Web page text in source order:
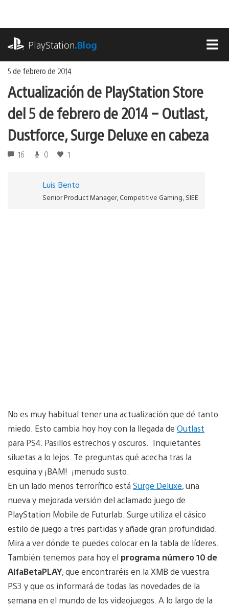
contenido
PlayStation.Blog
5 de febrero de 2014
Actualización de PlayStation Store
del 5 de febrero de 2014 – Outlast,
Dustforce, Surge Deluxe en cabeza
16 0 1
Luis Bento
Senior Product Manager, Competitive Gaming, SIEE
No es muy habitual tener una actualización que dé tanto
miedo. Esto cambia hoy hoy con la llegada de Outlast
para PS4. Pasillos estrechos y oscuros. Inquietantes
siluetas a lo lejos. Te preguntas qué acecha tras la
esquina y ¡BAM! ¡menudo susto.
En un lado menos terrorífico está Surge Deluxe, una
nueva y mejorada versión del aclamado juego de
PlayStation Mobile de Futurlab. Surge utiliza el cásico
estilo de juego a tres partidas y añade gran profundidad.
Mira a ver dónde te puedes colocar en la tabla de líderes.
También tenemos para hoy el programa número 10 de
AlfaBetaPLAY, que encontraréis en la XMB de vuestra
PS3 y que os informará de todas las novedades de la
semana en el mundo de los videojuegos. A lo largo de la